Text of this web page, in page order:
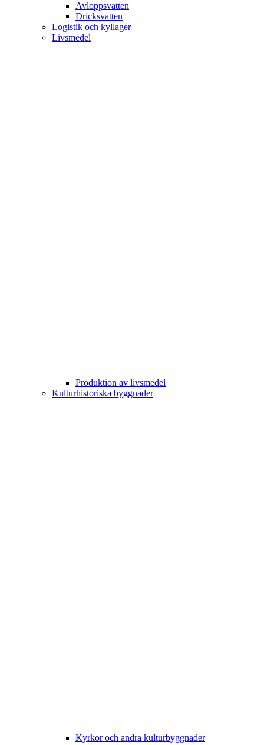
Avloppsvatten
Dricksvatten
Logistik och kyllager
Livsmedel
Produktion av livsmedel
Kulturhistoriska byggnader
Kyrkor och andra kulturbyggnader